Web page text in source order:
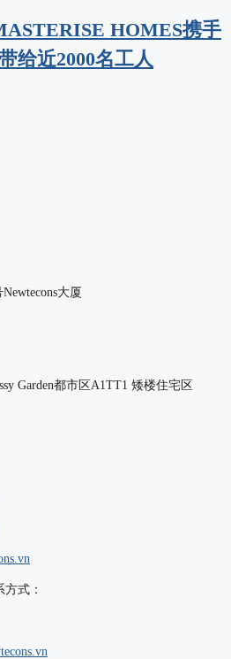
HOMES携手
给近2000名工人
大厦
Garden都市区A1TT1 矮楼住宅区
式：